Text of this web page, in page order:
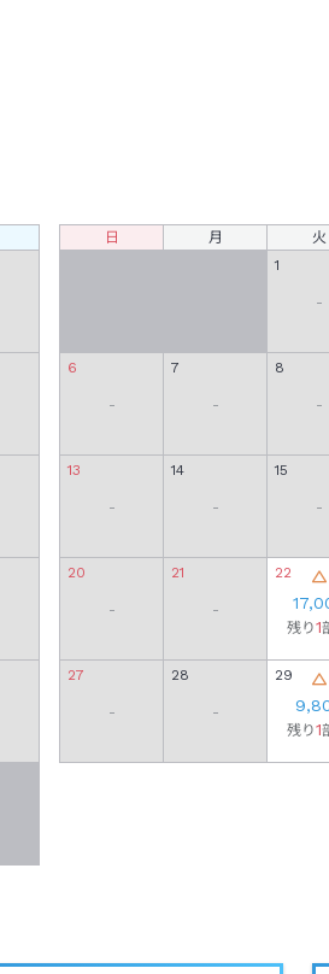
日 月 火
1
-
6
-
7
-
8
-
13
-
14
-
15
-
20
-
21
-
22
残り1
27
-
28
-
29
残り1